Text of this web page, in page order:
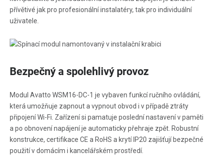
přívětivé jak pro profesionální instalatéry, tak pro individuální
uživatele.
Bezpečný a spolehlivý provoz
Modul Avatto WSM16-DC-1 je vybaven funkcí ručního ovládání,
která umožňuje zapnout a vypnout obvod i v případě ztráty
připojení Wi-Fi. Zařízení si pamatuje poslední nastavení v paměti
a po obnovení napájení je automaticky přehraje zpět. Robustní
konstrukce, certifikace CE a RoHS a krytí IP20 zajišťují bezpečné
použití v domácím i kancelářském prostředí.